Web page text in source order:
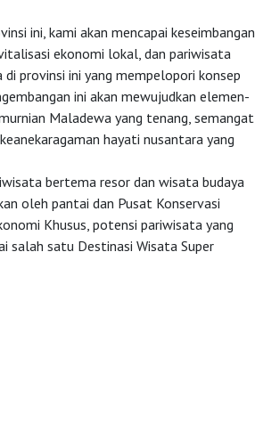
ini, kami akan mencapai keseimbangan
ekonomi lokal, dan pariwisata
provinsi ini yang mempelopori konsep
ini akan mewujudkan elemen-
Maladewa yang tenang, semangat
hayati nusantara yang
bertema resor dan wisata budaya
oleh pantai dan Pusat Konservasi
Khusus, potensi pariwisata yang
salah satu Destinasi Wisata Super